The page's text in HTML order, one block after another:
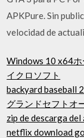
APKPure. Sin
velocidad de
Windows 10 x64
イクロソフト
backyard baseball
グランドセフトオ
zip de descarga del
netflix download